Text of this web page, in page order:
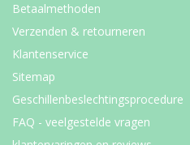
Betaalmethoden
Verzenden & retourneren
Klantenservice
Sitemap
Geschillenbeslechtingsprocedure
FAQ - veelgestelde vragen